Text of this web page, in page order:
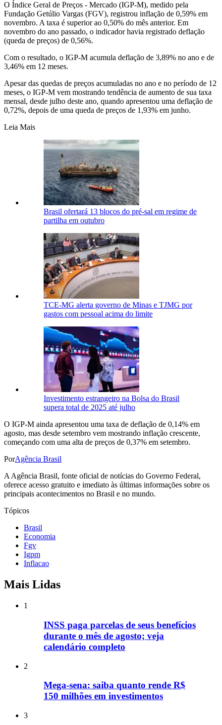
O Índice Geral de Preços - Mercado (IGP-M), medido pela
Fundação Getúlio Vargas (FGV), registrou inflação de 0,59% em
novembro. A taxa é superior ao 0,50% do mês anterior. Em
novembro do ano passado, o indicador havia registrado deflação
(queda de preços) de 0,56%.
Com o resultado, o IGP-M acumula deflação de 3,89% no ano e de
3,46% em 12 meses.
Apesar das quedas de preços acumuladas no ano e no período de 12
meses, o IGP-M vem mostrando tendência de aumento de sua taxa
mensal, desde julho deste ano, quando apresentou uma deflação de
0,72%, depois de uma queda de preços de 1,93% em junho.
Leia Mais
Brasil ofertará 13 blocos do pré-sal em regime de
partilha em outubro
TCE-MG alerta governo de Minas e TJMG por
gastos com pessoal acima do limite
Investimento estrangeiro na Bolsa do Brasil
supera total de 2025 até julho
O IGP-M ainda apresentou uma taxa de deflação de 0,14% em
agosto, mas desde setembro vem mostrando inflação crescente,
começando com uma alta de preços de 0,37% em setembro.
PorAgência Brasil
A Agência Brasil, fonte oficial de notícias do Governo Federal,
oferece acesso gratuito e imediato às últimas informações sobre os
principais acontecimentos no Brasil e no mundo.
Tópicos
Brasil
Economia
Fgv
Igpm
Inflacao
Mais Lidas
1
INSS paga parcelas de seus benefícios
durante o mês de agosto; veja
calendário completo
2
Mega-sena: saiba quanto rende R$
150 milhões em investimentos
3